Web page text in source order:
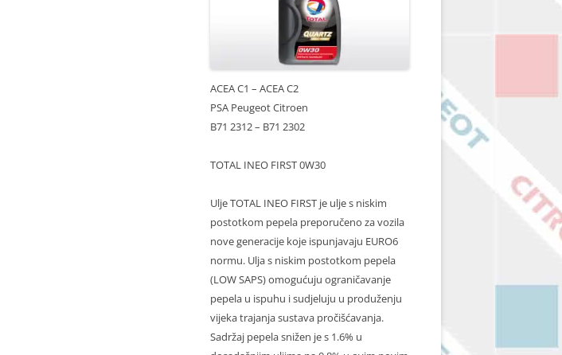
ACEA C1 – ACEA C2
PSA Peugeot Citroen
B71 2312 – B71 2302
TOTAL INEO FIRST 0W30
Ulje TOTAL INEO FIRST je ulje s niskim
postotkom pepela preporučeno za vozila
nove generacije koje ispunjavaju EURO6
normu. Ulja s niskim postotkom pepela
(LOW SAPS) omogućuju ograničavanje
pepela u ispuhu i sudjeluju u produženju
vijeka trajanja sustava pročišćavanja.
Sadržaj pepela snižen je s 1.6% u